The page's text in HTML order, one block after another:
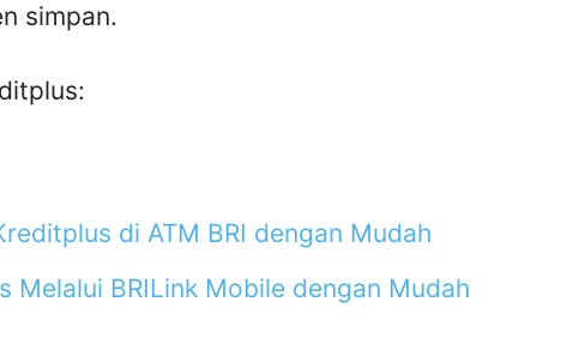
simpan.
di ATM BRI dengan Mudah
Melalui BRILink Mobile dengan Mudah